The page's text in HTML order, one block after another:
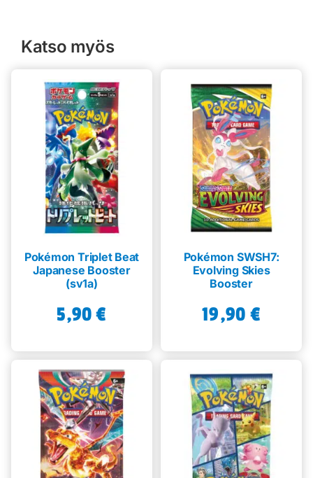
Katso myös
Pokémon Triplet Beat
Japanese Booster
(sv1a)
5,90€
Pokémon SWSH7:
Evolving Skies
Booster
19,90 €